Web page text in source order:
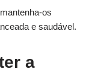
os
e saudável.
a